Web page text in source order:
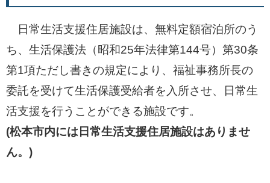
日常生活支援住居施設は、無料定額宿泊所のう
ち、生活保護法（昭和25年法律第144号）第30条
第1項ただし書きの規定により、福祉事務所長の
委託を受けて生活保護受給者を入所させ、日常生
活支援を行うことができる施設です。
(松本市内には日常生活支援住居施設はありませ
ん。)